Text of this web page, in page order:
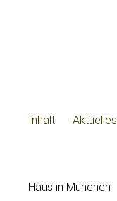
Inhalt Aktuelles
Haus in München